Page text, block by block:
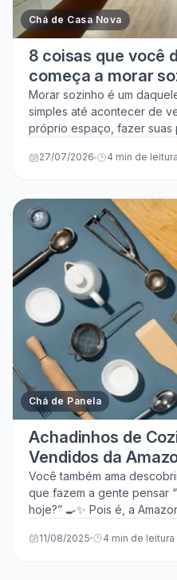
Chá de Casa Nova
8 coisas que você
começa a morar
Morar sozinho é um
simples até acontecer de
próprio espaço, fazer suas
27/07/2026 4 min de leitura
Chá de Panela
Achadinhos de
Vendidos da
Você também ama
que fazem a gente pensar
hoje?” 🍳✨ Pois é, a
11/08/2025 4 min de leitura